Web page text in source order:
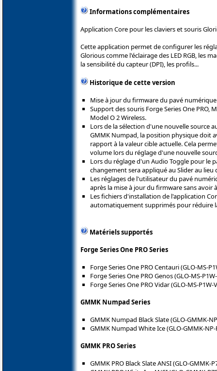
Informations complémentaires
Application Core pour les claviers et souris
Cette application permet de configurer les
Glorious comme l'éclairage des LED RGB, les
la sensibilité du capteur (DPI), les profils...
Historique de cette version
Mise à jour du firmware du pavé
Support des souris Forge Series One PRO,
Model O 2 Wireless.
Lors de la sélection d'une nouvelle source
GMMK Numpad, la position physique doit
rapport à la valeur cible actuelle. Cela
volume lors du réglage d'une nouvelle
Lors du réglage d'un Audio Toggle pour le
changement sera appliqué au Slider au lieu
Les réglages de l'utilisateur du pavé
après la mise à jour du firmware sans avoir
Les fichiers d'installation de l'application
automatiquement supprimés pour réduire
Matériels supportés
Forge Series One PRO Series
Forge Series One PRO Centauri (GLO-MS-
Forge Series One PRO Genos (GLO-MS-P1W-
Forge Series One PRO Vidar (GLO-MS-P1W-
GMMK Numpad Series
GMMK Numpad Black Slate (GLO-GMMK-
GMMK Numpad White Ice (GLO-GMMK-NP-
GMMK PRO Series
GMMK PRO Black Slate ANSI (GLO-GMMK-